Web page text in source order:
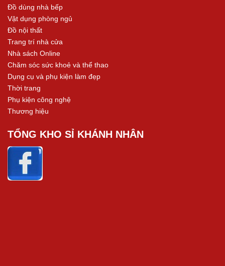
Đồ dùng nhà bếp
Vật dụng phòng ngủ
Đồ nội thất
Trang trí nhà cửa
Nhà sách Online
Chăm sóc sức khoẻ và thể thao
Dụng cụ và phụ kiện làm đẹp
Thời trang
Phụ kiện công nghệ
Thương hiệu
TỔNG KHO SỈ KHÁNH NHÂN